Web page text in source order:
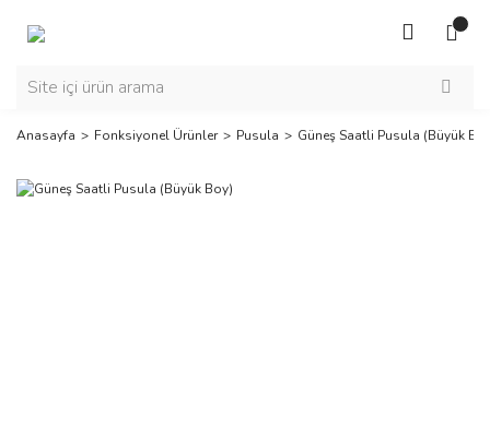
Anasayfa Fonksiyonel Ürünler Pusula Güneş Saatli Pusula (Büyük